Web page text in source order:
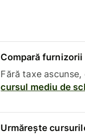
Compară
Fără taxe
cursul mediu de
Urmărește